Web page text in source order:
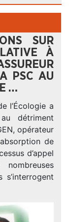
SUR
À
PSC AU
…
l’Écologie a
détriment
opérateur
de
d’appel